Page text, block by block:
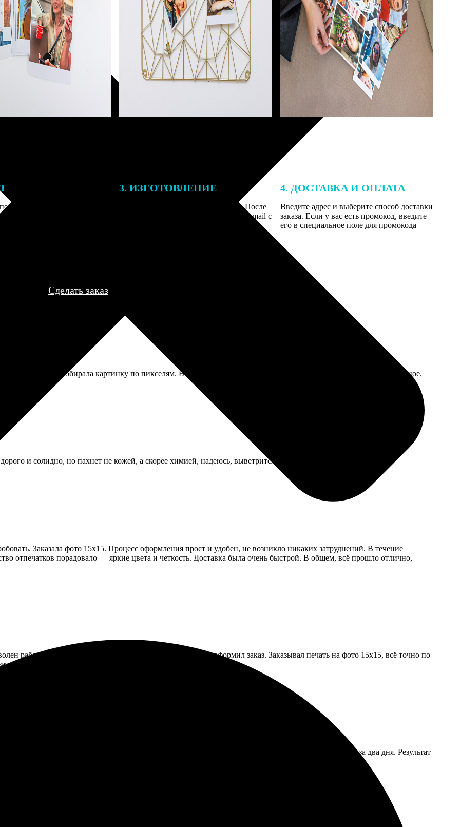
заказа к печати
могут связаться с Вами
телефону или email для
деталей.
3. ИЗГОТОВЛЕНИЕ
Оплатите заказ банковской картой. После
оплаты получите подтверждение на email с
описанием заказа. Когда отправим заказ
4. ДОСТАВКА И ОПЛАТА
Введите адрес и выберите способ доставки
заказа. Если у вас есть промокод, введите
его в специальное поле для промокода
Сделать заказ
кропотливая, собирала картинку по пикселям. В итоге вышло немного размыто, но общее впечатление интересное.
и солидно, но пахнет не кожей, а скорее химией, надеюсь, выветрится.
Заказала фото 15х15. Процесс оформления прост и удобен, не возникло никаких затруднений. В течение
отпечатков порадовало — яркие цвета и четкость. Доставка была очень быстрой. В общем, всё прошло отлично,
работой, всё классно выполнено. Удобный сайт, легко оформил заказ. Заказывал печать на фото 15х15, всё точно по
обращусь снова!
печать фото 15х15. Процесс оформления заказа был простым и удобным. Фотографии получили за два дня. Результат
обращусь снова.